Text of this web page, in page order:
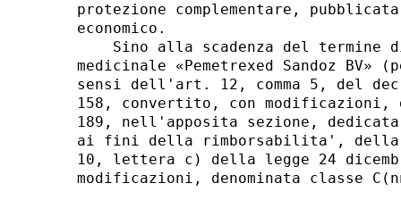
protezione complementare,
economico.
Sino alla scadenza del termine
medicinale «Pemetrexed Sandoz
sensi dell'art. 12, comma 5, del
158, convertito, con modificazioni,
189, nell'apposita sezione,
ai fini della rimborsabilita', della
10, lettera c) della legge 24
modificazioni, denominata classe